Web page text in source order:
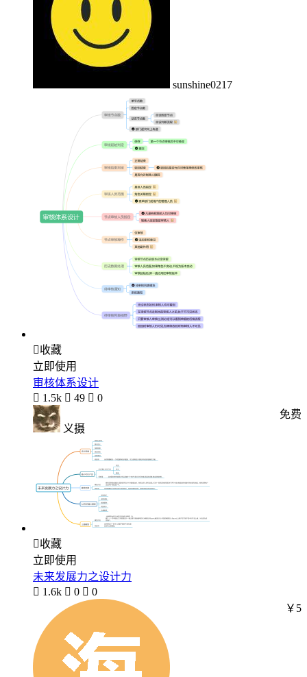
sunshine0217
收藏
立即使用
审核体系设计
 1.5k  49  0
义摄
免费
收藏
立即使用
未来发展力之设计力
 1.6k  0  0
￥5